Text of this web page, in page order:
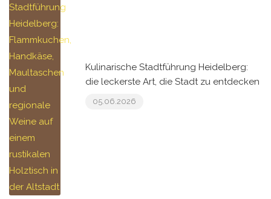
Kulinarische Stadtführung Heidelberg:
die leckerste Art, die Stadt zu entdecken
05.06.2026